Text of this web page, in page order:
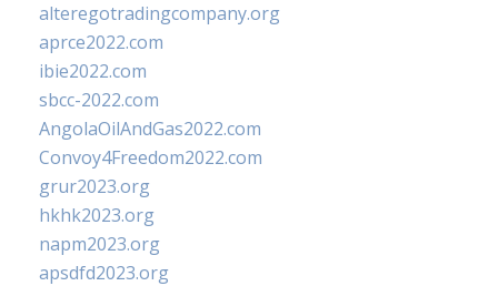
alteregotradingcompany.org
aprce2022.com
ibie2022.com
sbcc-2022.com
AngolaOilAndGas2022.com
Convoy4Freedom2022.com
grur2023.org
hkhk2023.org
napm2023.org
apsdfd2023.org